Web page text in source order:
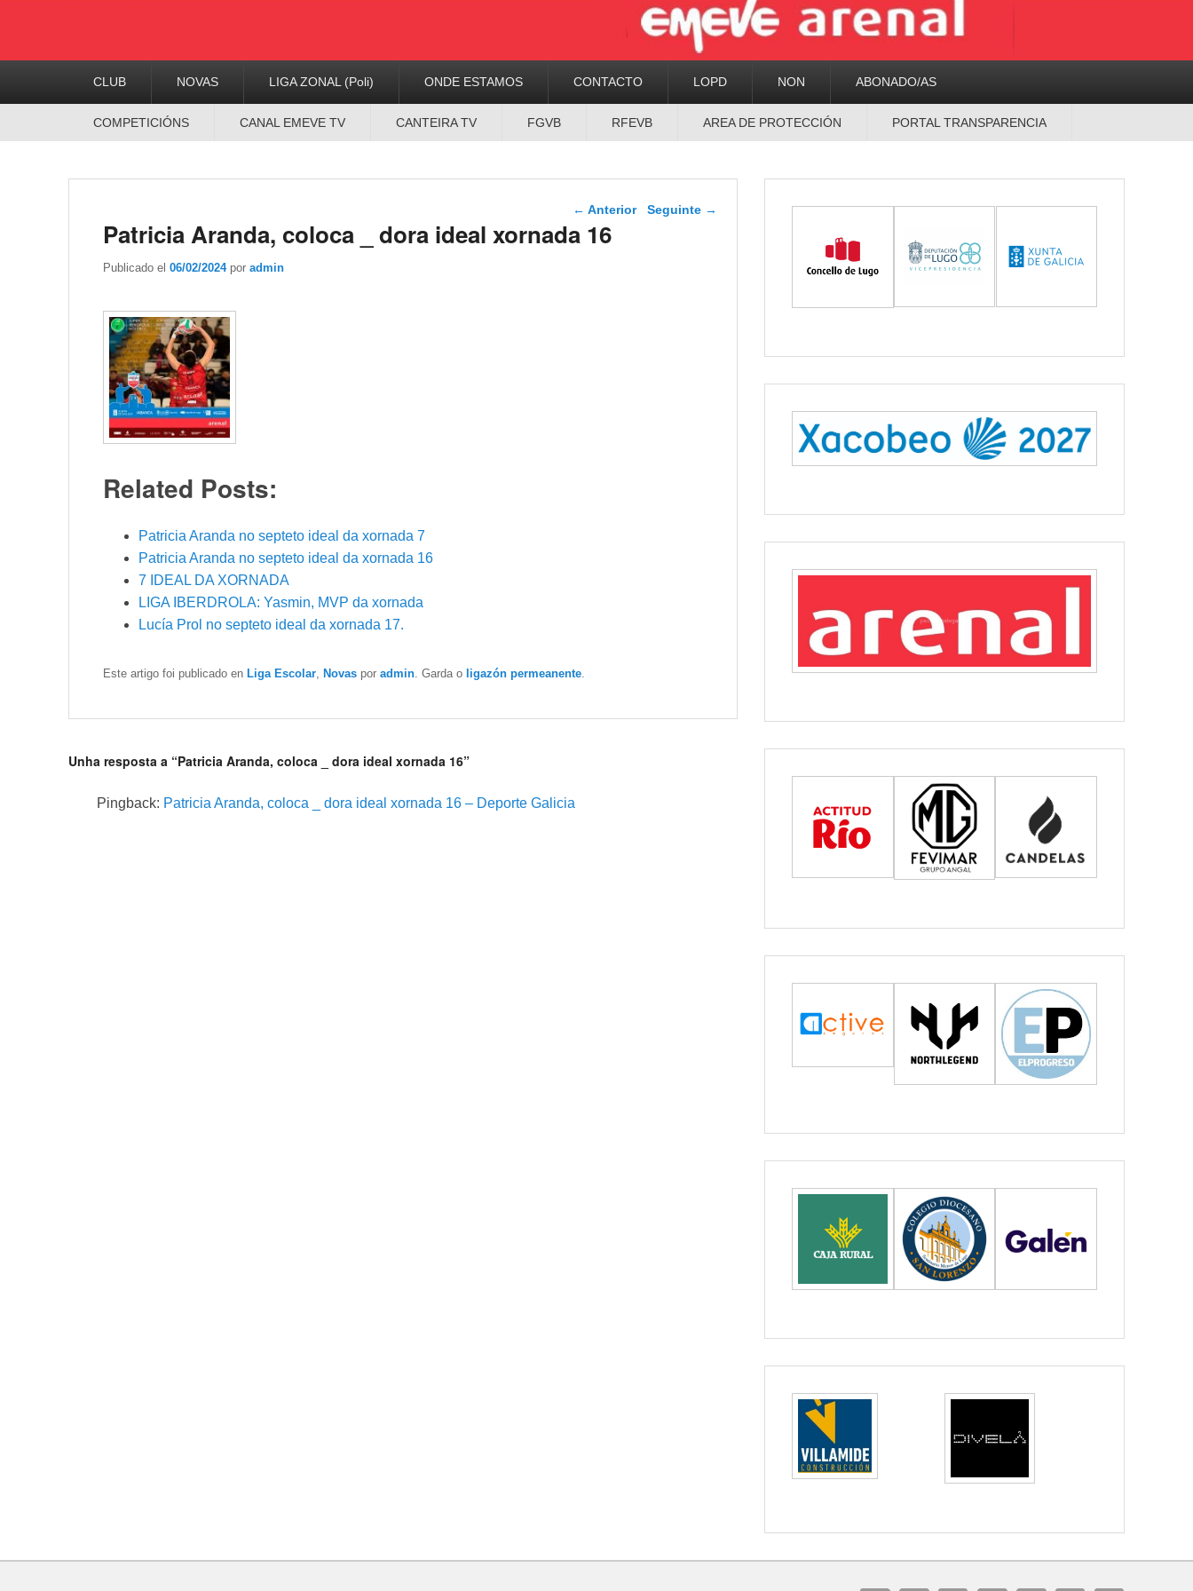
CLUB NOVAS LIGA ZONAL (Poli) ONDE ESTAMOS CONTACTO LOPD NON ABONADO/AS
COMPETICIÓNS CANAL EMEVE TV CANTEIRA TV FGVB RFEVB AREA DE PROTECCIÓN PORTAL TRANSPARENCIA
Navegador de artigos
← Anterior Seguinte →
Patricia Aranda, coloca _ dora ideal xornada 16
Publicado el 06/02/2024 por admin
Related Posts:
Patricia Aranda no septeto ideal da xornada 7
Patricia Aranda no septeto ideal da xornada 16
7 IDEAL DA XORNADA
LIGA IBERDROLA: Yasmin, MVP da xornada
Lucía Prol no septeto ideal da xornada 17.
Este artigo foi publicado en Liga Escolar Novas por admin . Garda o ligazón permeanente
Unha resposta a “Patricia Aranda, coloca _ dora ideal xornada 16”
Pingback: Patricia Aranda, coloca _ dora ideal xornada 16 – Deporte Galicia